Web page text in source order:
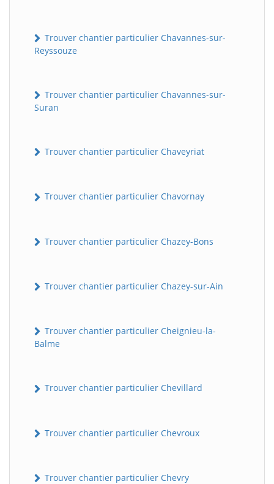
Trouver chantier particulier Chavannes-sur-
Reyssouze
Trouver chantier particulier Chavannes-sur-
Suran
Trouver chantier particulier Chaveyriat
Trouver chantier particulier Chavornay
Trouver chantier particulier Chazey-Bons
Trouver chantier particulier Chazey-sur-Ain
Trouver chantier particulier Cheignieu-la-
Balme
Trouver chantier particulier Chevillard
Trouver chantier particulier Chevroux
Trouver chantier particulier Chevry